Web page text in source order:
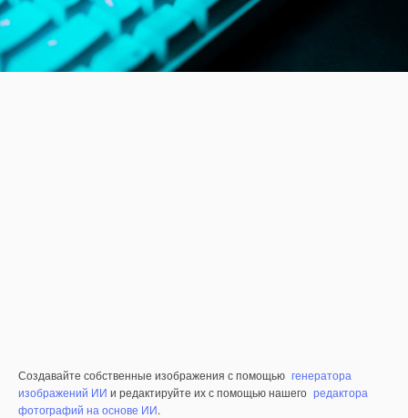
Создавайте собственные изображения с помощью генератора
изображений ИИ и редактируйте их с помощью нашего редактора
фотографий на основе ИИ.